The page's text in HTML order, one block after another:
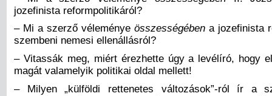
jozefinista reformpolitikáról?
– Mi a szerző véleménye összességében a jozefinista
szembeni nemesi ellenállásról?
– Vitassák meg, miért érezhette úgy a levélíró, hogy
magát valamelyik politikai oldal mellett!
– Milyen „külföldi rettenetes változások”-ról ír a